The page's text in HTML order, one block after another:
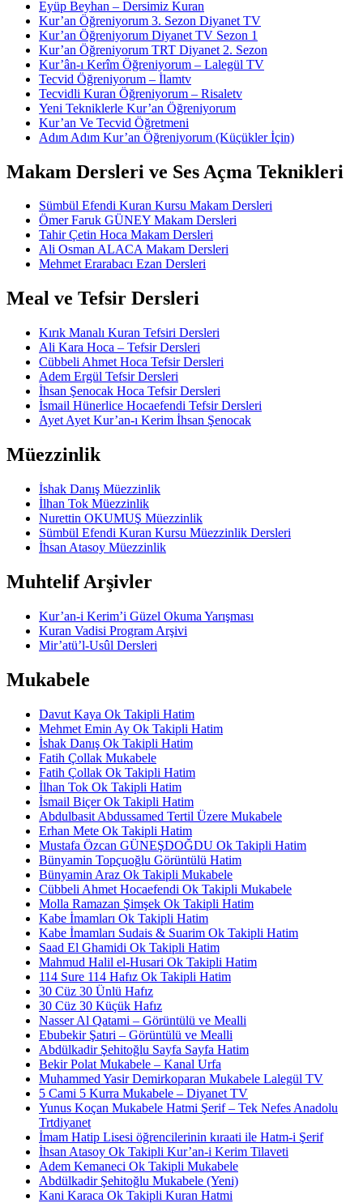
Eyüp Beyhan – Dersimiz Kuran
Kur’an Öğreniyorum 3. Sezon Diyanet TV
Kur’an Öğreniyorum Diyanet TV Sezon 1
Kur’an Öğreniyorum TRT Diyanet 2. Sezon
Kur’ân-ı Kerîm Öğreniyorum – Lalegül TV
Tecvid Öğreniyorum – İlamtv
Tecvidli Kuran Öğreniyorum – Risaletv
Yeni Tekniklerle Kur’an Öğreniyorum
Kur’an Ve Tecvid Öğretmeni
Adım Adım Kur’an Öğreniyorum (Küçükler İçin)
Makam Dersleri ve Ses Açma Teknikleri
Sümbül Efendi Kuran Kursu Makam Dersleri
Ömer Faruk GÜNEY Makam Dersleri
Tahir Çetin Hoca Makam Dersleri
Ali Osman ALACA Makam Dersleri
Mehmet Erarabacı Ezan Dersleri
Meal ve Tefsir Dersleri
Kırık Manalı Kuran Tefsiri Dersleri
Ali Kara Hoca – Tefsir Dersleri
Cübbeli Ahmet Hoca Tefsir Dersleri
Adem Ergül Tefsir Dersleri
İhsan Şenocak Hoca Tefsir Dersleri
İsmail Hünerlice Hocaefendi Tefsir Dersleri
Ayet Ayet Kur’an-ı Kerim İhsan Şenocak
Müezzinlik
İshak Danış Müezzinlik
İlhan Tok Müezzinlik
Nurettin OKUMUŞ Müezzinlik
Sümbül Efendi Kuran Kursu Müezzinlik Dersleri
İhsan Atasoy Müezzinlik
Muhtelif Arşivler
Kur’an-i Kerim’i Güzel Okuma Yarışması
Kuran Vadisi Program Arşivi
Mir’atü’l-Usûl Dersleri
Mukabele
Davut Kaya Ok Takipli Hatim
Mehmet Emin Ay Ok Takipli Hatim
İshak Danış Ok Takipli Hatim
Fatih Çollak Mukabele
Fatih Çollak Ok Takipli Hatim
İlhan Tok Ok Takipli Hatim
İsmail Biçer Ok Takipli Hatim
Abdulbasit Abdussamed Tertil Üzere Mukabele
Erhan Mete Ok Takipli Hatim
Mustafa Özcan GÜNEŞDOĞDU Ok Takipli Hatim
Bünyamin Topçuoğlu Görüntülü Hatim
Bünyamin Araz Ok Takipli Mukabele
Cübbeli Ahmet Hocaefendi Ok Takipli Mukabele
Molla Ramazan Şimşek Ok Takipli Hatim
Kabe İmamları Ok Takipli Hatim
Kabe İmamları Sudais & Suarim Ok Takipli Hatim
Saad El Ghamidi Ok Takipli Hatim
Mahmud Halil el-Husari Ok Takipli Hatim
114 Sure 114 Hafız Ok Takipli Hatim
30 Cüz 30 Ünlü Hafız
30 Cüz 30 Küçük Hafız
Nasser Al Qatami – Görüntülü ve Mealli
Ebubekir Şatıri – Görüntülü ve Mealli
Abdülkadir Şehitoğlu Sayfa Sayfa Hatim
Bekir Polat Mukabele – Kanal Urfa
Muhammed Yasir Demirkoparan Mukabele Lalegül TV
5 Cami 5 Kurra Mukabele – Diyanet TV
Yunus Koçan Mukabele Hatmi Şerif – Tek Nefes Anadolu
Trtdiyanet
İmam Hatip Lisesi öğrencilerinin kıraati ile Hatm-i Şerif
İhsan Atasoy Ok Takipli Kur’an-i Kerim Tilaveti
Adem Kemaneci Ok Takipli Mukabele
Abdülkadir Şehitoğlu Mukabele (Yeni)
Kani Karaca Ok Takipli Kuran Hatmi